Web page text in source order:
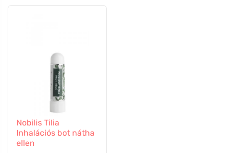
Nobilis Tilia
Inhalációs bot nátha
ellen